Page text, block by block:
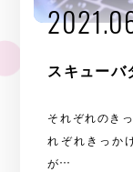
スキューバ
それぞれのき
れぞれきっか
が…